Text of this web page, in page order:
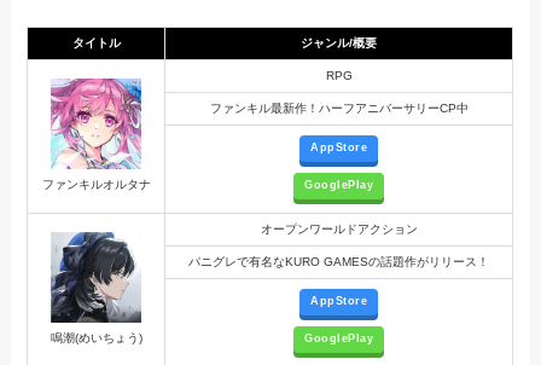
タイトル ジャンル/概要
ファンキルオルタナ
RPG
ファンキル最新作！ハーフアニバーサリーCP中
AppStore
GooglePlay
鳴潮(めいちょう)
オープンワールドアクション
パニグレで有名なKURO GAMESの話題作がリリース！
AppStore
GooglePlay